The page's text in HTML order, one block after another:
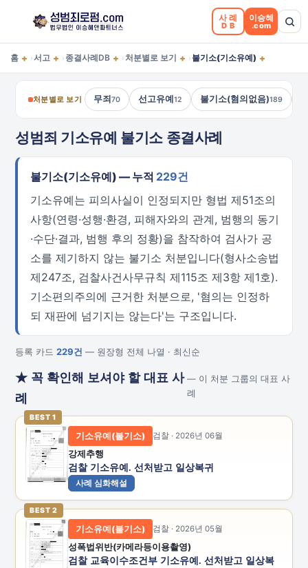
사례
DB
이승혜
.com
홈 + ›서고 + › 종결사례DB + › 처분별로 보기 + › 불기소(기소유예) +
처분별로 보기 무죄70 선고유예12 불기소(혐의없음)189
성범죄 기소유예 불기소 종결사례
불기소(기소유예) — 누적 229건
기소유예는 피의사실이 인정되지만 형법 제51조의
사항(연령·성행·환경, 피해자와의 관계, 범행의 동기
·수단·결과, 범행 후의 정황)을 참작하여 검사가 공
소를 제기하지 않는 불기소 처분입니다(형사소송법
제247조, 검찰사건사무규칙 제115조 제3항 제1호).
기소편의주의에 근거한 처분으로, '혐의는 인정하
되 재판에 넘기지는 않는다'는 구조입니다.
등록 카드 229건 — 원장형 전체 나열 · 최신순
★ 꼭 확인해 보셔야 할 대표 사
례
— 이 처분 그룹의 대표 사
례
BEST 1
기소유예(불기소) 검찰 · 2026년 06월
강제추행
검찰 기소유예. 선처받고 일상복귀
사례 심화해설
BEST 2
기소유예(불기소) 검찰 · 2026년 05월
성폭법위반(카메라등이용촬영)
검찰 교육이수조건부 기소유예. 선처받고 일상복